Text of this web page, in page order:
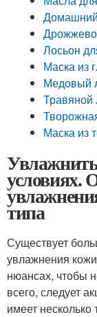
Домашний
Лосьон
Маска из
Медовый
Травяной
Маска из
условиях.
типа
Существует
увлажнения
нюансах, чтобы
всего, следует
имеет несколько